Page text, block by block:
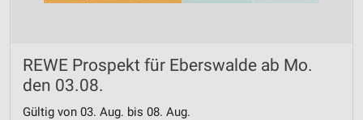
REWE Prospekt für Eberswalde ab Mo.
den 03.08.
Gültig von 03. Aug. bis 08. Aug.